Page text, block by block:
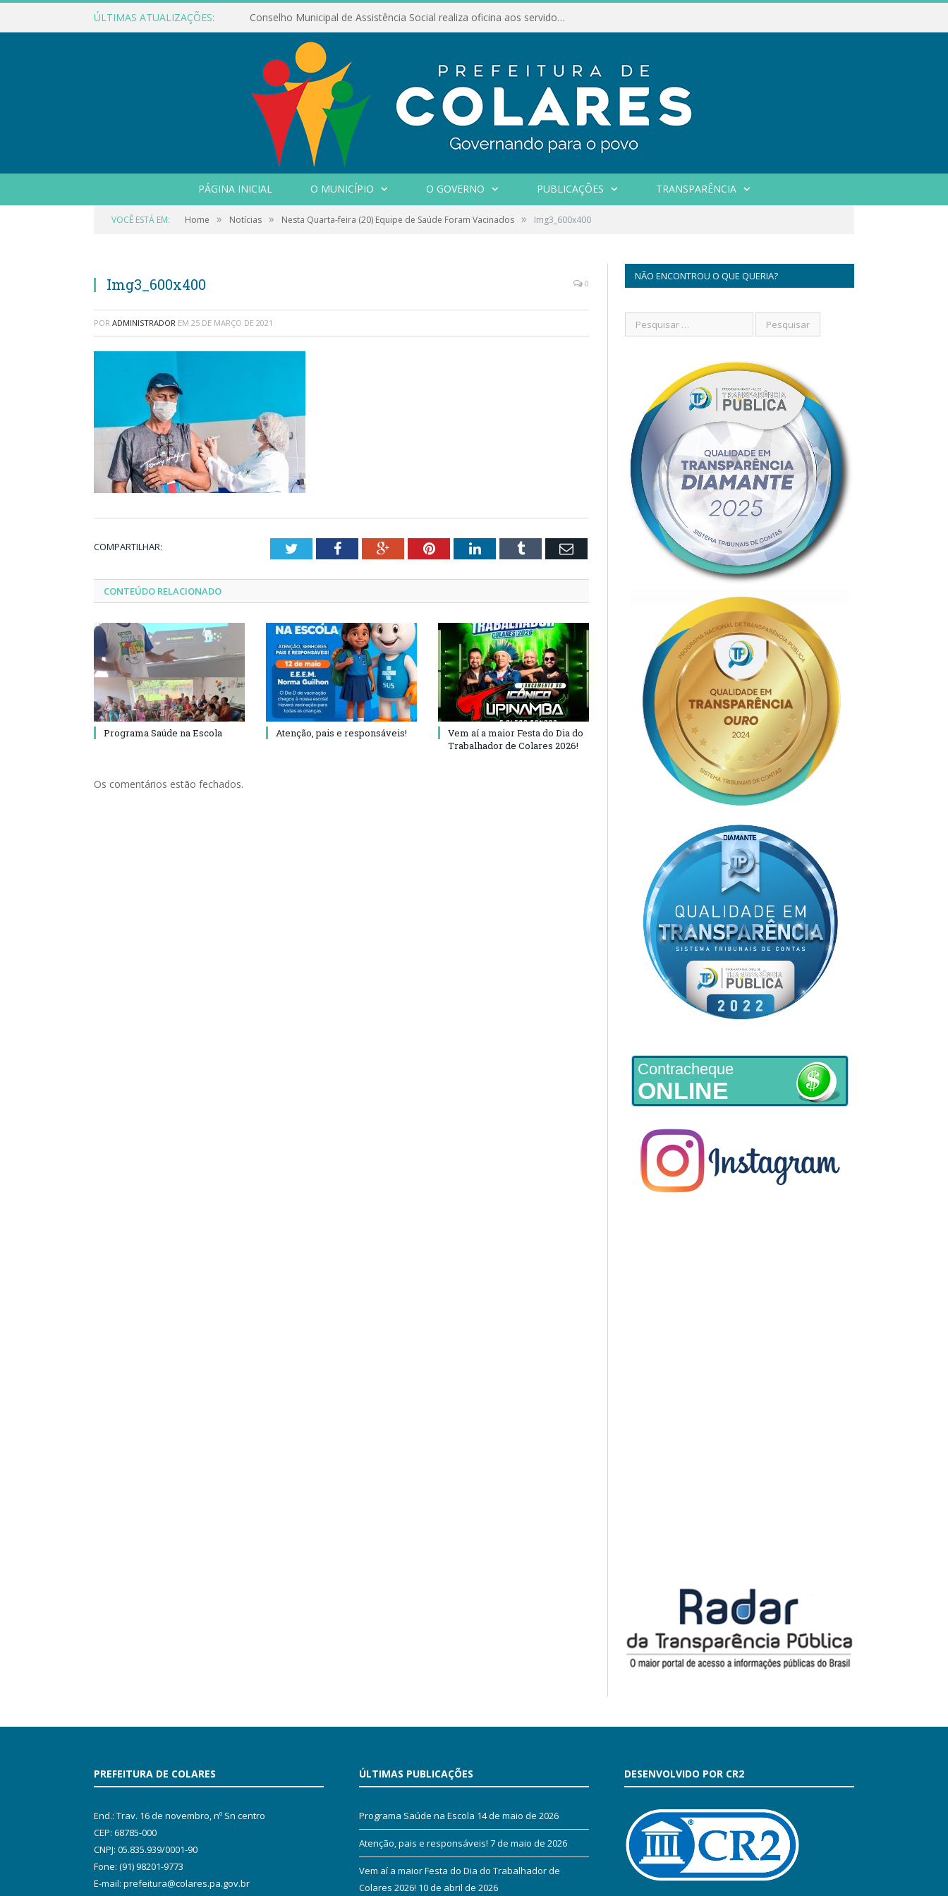
ÚLTIMAS ATUALIZAÇÕES: Conselho Municipal de Assistência Social realiza oficina aos servidores
PÁGINA INICIAL O MUNICÍPIO O GOVERNO PUBLICAÇÕES TRANSPARÊNCIA
VOCÊ ESTÁ EM: Home » Notícias » Nesta Quarta-feira (20) Equipe de Saúde Foram Vacinados » Img3_600x400
Img3_600x400 0
POR ADMINISTRADOR EM 25 DE MARÇO DE 2021
COMPARTILHAR: TwitterFacebookGoogle+PinterestLinkedInTumblr Email
CONTEÚDO RELACIONADO
Programa Saúde na Escola Atenção, pais e responsáveis!
Vem aí a maior Festa do Dia do
Trabalhador de Colares 2026!
Os comentários estão fechados.
NÃO ENCONTROU O QUE QUERIA?
Contracheque
ONLINE
PREFEITURA DE COLARES
End.: Trav. 16 de novembro, nº Sn centro
CEP: 68785-000
CNPJ: 05.835.939/0001-90
Fone: (91) 98201-9773
E-mail: prefeitura@colares.pa.gov.br
ÚLTIMAS PUBLICAÇÕES
Programa Saúde na Escola 14 de maio de 2026
Atenção, pais e responsáveis! 7 de maio de 2026
Vem aí a maior Festa do Dia do Trabalhador de
Colares 2026! 10 de abril de 2026
DESENVOLVIDO POR CR2